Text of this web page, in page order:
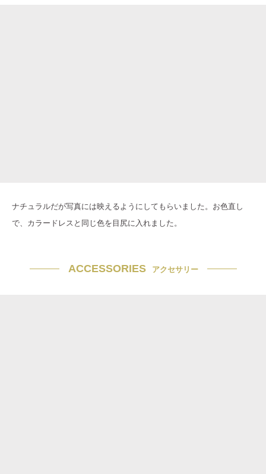
ナチュラルだが写真には映えるようにしてもらいました。お色直し
で、カラードレスと同じ色を目尻に入れました。
ACCESSORIES アクセサリー